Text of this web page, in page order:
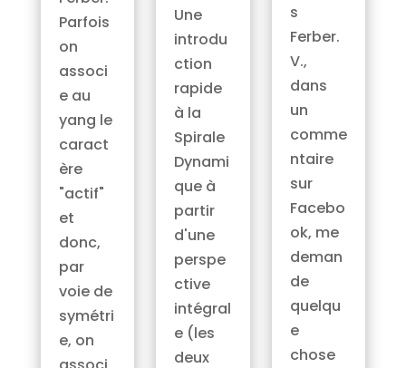
Parfois
on
associ
e au
yang le
caract
ère
"actif"
et
donc,
par
voie de
symétri
e, on
Une
introdu
ction
rapide
à la
Spirale
Dynami
que à
partir
d'une
perspe
ctive
intégral
e (les
deux
s
Ferber.
V.,
dans
un
comme
ntaire
sur
Facebo
ok, me
deman
de
quelqu
e
chose